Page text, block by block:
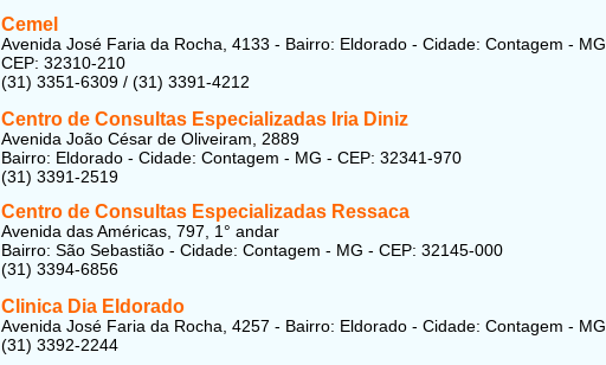
Cemel
Avenida José Faria da Rocha, 4133 - Bairro: Eldorado - Cidade: Contagem -
CEP: 32310-210
(31) 3351-6309 / (31) 3391-4212
Centro de Consultas Especializadas Iria Diniz
Avenida João César de Oliveiram, 2889
Bairro: Eldorado - Cidade: Contagem - MG - CEP: 32341-970
(31) 3391-2519
Centro de Consultas Especializadas Ressaca
Avenida das Américas, 797, 1° andar
Bairro: São Sebastião - Cidade: Contagem - MG - CEP: 32145-000
(31) 3394-6856
Clinica Dia Eldorado
Avenida José Faria da Rocha, 4257 - Bairro: Eldorado - Cidade: Contagem - MG
(31) 3392-2244